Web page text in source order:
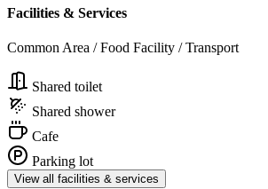
Facilities & Services
Common Area / Food Facility / Transport
Shared toilet
Shared shower
Cafe
Parking lot
View all facilities & services